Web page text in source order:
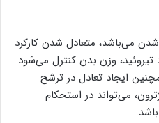
می‌باشد، متعادل شدن کارکرد
تیروئید، وزن بدن کنترل می‌شود
ایجاد تعادل در ترشح
می‌تواند در استحکام